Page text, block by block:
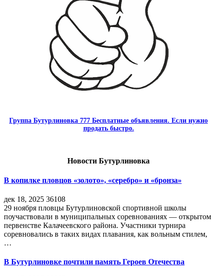
Группа Бутурлиновка 777 Бесплатные объявления. Если нужно
продать быстро.
Новости Бутурлиновка
В копилке пловцов «золото», «серебро» и «бронза»
дек 18, 2025 36108
29 ноября пловцы Бутурлиновской спортивной школы
поучаствовали в муниципальных соревнованиях — открытом
первенстве Калачеевского района. Участники турнира
соревновались в таких видах плавания, как вольным стилем,
…
В Бутурлиновке почтили память Героев Отечества